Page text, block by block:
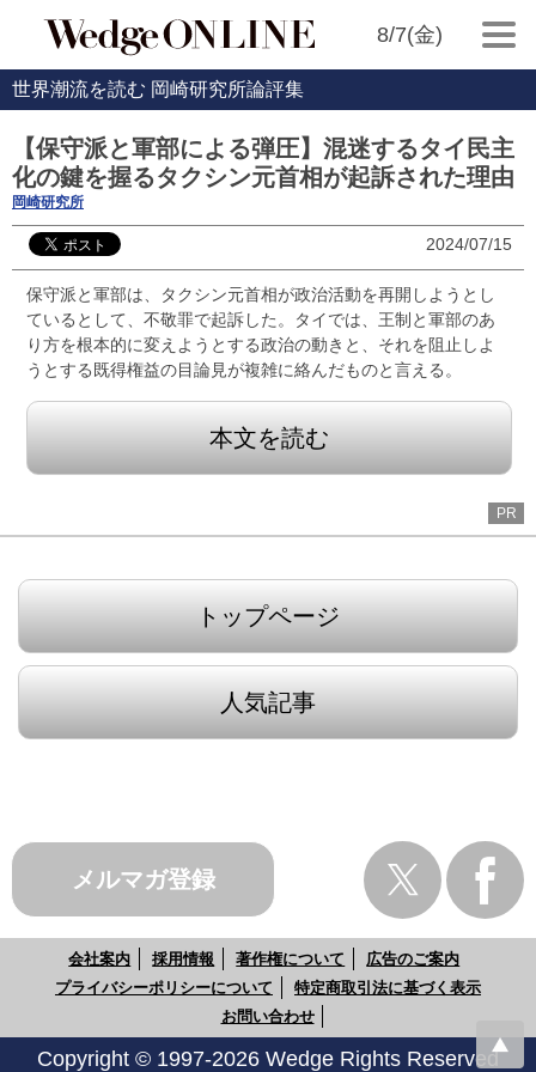
8/7(金)
世界潮流を読む 岡崎研究所論評集
【保守派と軍部による弾圧】混迷するタイ民主
化の鍵を握るタクシン元首相が起訴された理由
岡崎研究所
2024/07/15
保守派と軍部は、タクシン元首相が政治活動を再開しようとし
ているとして、不敬罪で起訴した。タイでは、王制と軍部のあ
り方を根本的に変えようとする政治の動きと、それを阻止しよ
うとする既得権益の目論見が複雑に絡んだものと言える。
本文を読む
PR
トップページ
人気記事
メルマガ登録
会社案内 採用情報 著作権について
広告のご案内
プライバシーポリシーについて
特定商取引法に基づく表示
お問い合わせ
Copyright © 1997-2026 Wedge Rights Reserved